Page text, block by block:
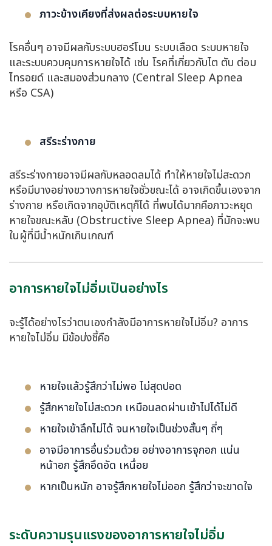
ภาวะข้างเคียงที่ส่งผลต่อระบบหายใจ
โรคอื่นๆ อาจมีผลกับระบบฮอร์โมน ระบบเลือด ระบบหายใจ
และระบบควบคุมการหายใจได้ เช่น โรคที่เกี่ยวกับไต ตับ ต่อม
ไทรอยด์ และสมองส่วนกลาง (Central Sleep Apnea
หรือ CSA)
สรีระร่างกาย
สรีระร่างกายอาจมีผลกับหลอดลมได้ ทำให้หายใจไม่สะดวก
หรือมีบางอย่างขวางการหายใจชั่วขณะได้ อาจเกิดขึ้นเองจาก
ร่างกาย หรือเกิดจากอุบัติเหตุก็ได้ ที่พบได้มากคือภาวะหยุด
หายใจขณะหลับ (Obstructive Sleep Apnea) ที่มักจะพบ
ในผู้ที่มีน้ำหนักเกินเกณฑ์
อาการหายใจไม่อิ่มเป็นอย่างไร
จะรู้ได้อย่างไรว่าตนเองกำลังมีอาการหายใจไม่อิ่ม? อาการ
หายใจไม่อิ่ม มีข้อบ่งชี้คือ
หายใจแล้วรู้สึกว่าไม่พอ ไม่สุดปอด
รู้สึกหายใจไม่สะดวก เหมือนลดผ่านเข้าไปได้ไม่ดี
หายใจเข้าลึกไม่ได้ จนหายใจเป็นช่วงสั้นๆ ถี่ๆ
อาจมีอาการอื่นร่วมด้วย อย่างอาการจุกอก แน่น
หน้าอก รู้สึกอึดอัด เหนื่อย
หากเป็นหนัก อาจรู้สึกหายใจไม่ออก รู้สึกว่าจะขาดใจ
ระดับความรุนแรงของอาการหายใจไม่อิ่ม